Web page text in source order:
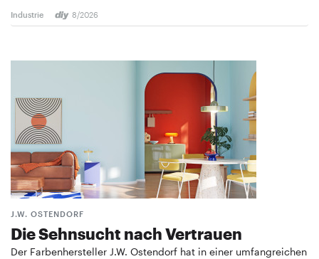
Industrie 8/2026
J.W. OSTENDORF
Die Sehnsucht nach Vertrauen
Der Farbenhersteller J.W. Ostendorf hat in einer umfangreichen